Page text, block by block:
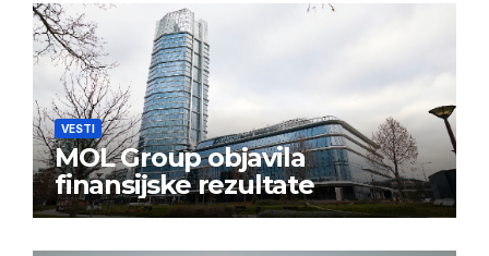
VESTI
MOL Group objavila
finansijske rezultate